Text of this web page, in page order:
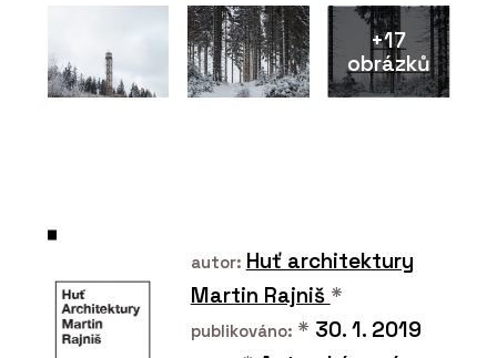
+17
obrázků
autor: Huť architektury
Martin Rajniš *
publikováno: * 30. 1. 2019